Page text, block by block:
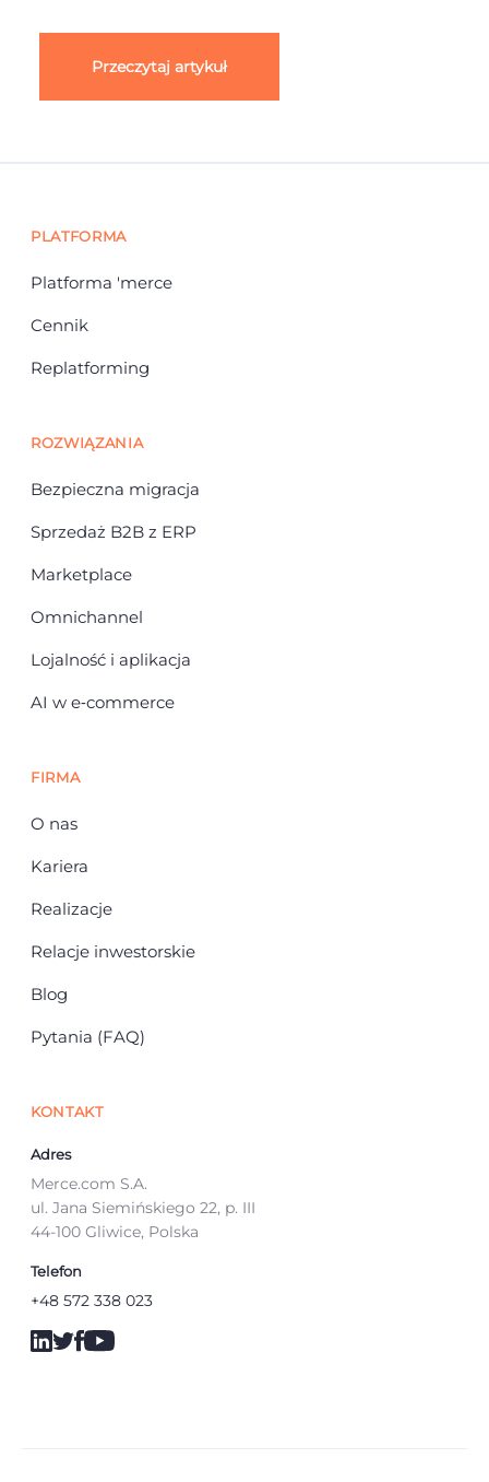
Przeczytaj artykuł
PLATFORMA
Platforma 'merce
Cennik
Replatforming
ROZWIĄZANIA
Bezpieczna migracja
Sprzedaż B2B z ERP
Marketplace
Omnichannel
Lojalność i aplikacja
AI w e‑commerce
FIRMA
O nas
Kariera
Realizacje
Relacje inwestorskie
Blog
Pytania (FAQ)
KONTAKT
Adres
Merce.com S.A.
ul. Jana Siemińskiego 22, p. III
44-100 Gliwice, Polska
Telefon
+48 572 338 023